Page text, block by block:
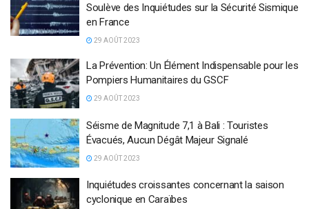
Soulève des Inquiétudes sur la Sécurité Sismique
en France
29 AOÛT 2023
La Prévention: Un Élément Indispensable pour les
Pompiers Humanitaires du GSCF
29 AOÛT 2023
Séisme de Magnitude 7,1 à Bali : Touristes
Évacués, Aucun Dégât Majeur Signalé
29 AOÛT 2023
Inquiétudes croissantes concernant la saison
cyclonique en Caraïbes